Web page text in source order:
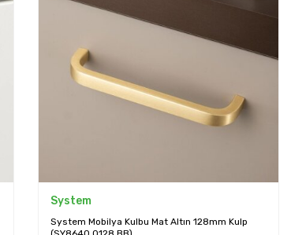
System
System Mobilya Kulbu Mat Altın 128mm Kulp